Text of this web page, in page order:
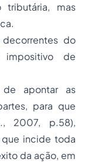
tributária, mas
do
de
apontar as
para que
2007, p.58),
que incide toda
da ação, em